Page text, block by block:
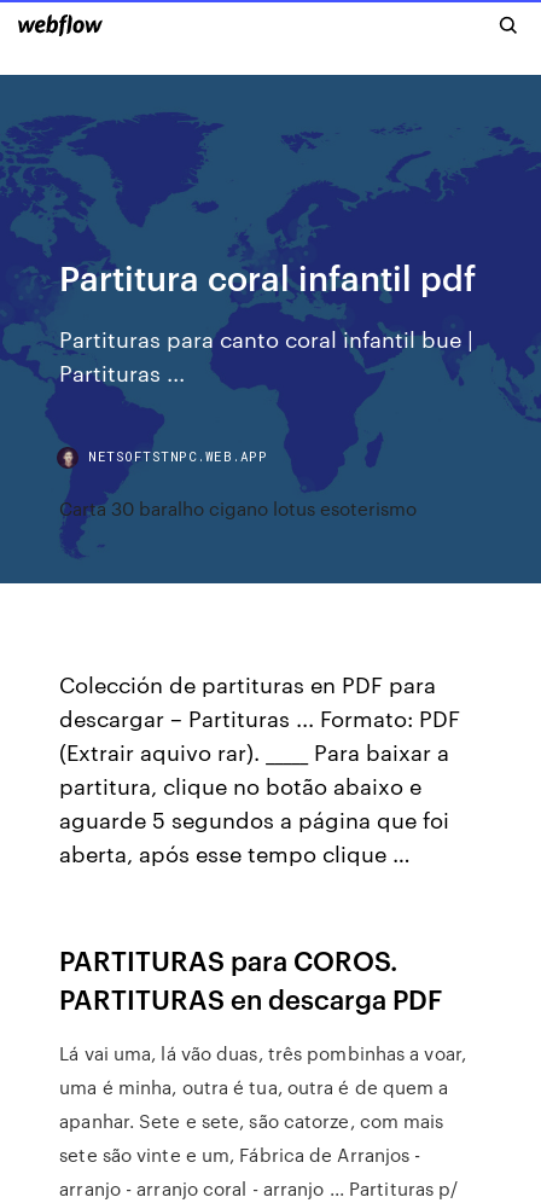
Partitura coral infantil pdf
Partituras para canto coral infantil bue |
Partituras ...
NETSOFTSTNPC.WEB.APP
Carta 30 baralho cigano lotus esoterismo
Colección de partituras en PDF para
descargar – Partituras ... Formato: PDF
(Extrair aquivo rar). _____ Para baixar a
partitura, clique no botão abaixo e
aguarde 5 segundos a página que foi
aberta, após esse tempo clique …
PARTITURAS para COROS.
PARTITURAS en descarga PDF
Lá vai uma, lá vão duas, três pombinhas a voar,
uma é minha, outra é tua, outra é de quem a
apanhar. Sete e sete, são catorze, com mais
sete são vinte e um, Fábrica de Arranjos -
arranjo - arranjo coral - arranjo ... Partituras p/